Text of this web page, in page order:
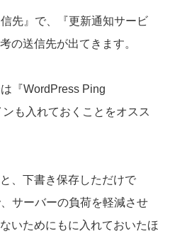
先』で、『更新通知サービ
の送信先が出てきます。
『WordPress Ping
も入れておくことをオスス
、下書き保存しただけで
サーバーの負荷を軽減させ
いためにもに入れておいたほ